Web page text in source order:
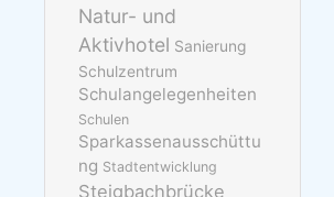
Natur- und
Aktivhotel Sanierung
Schulzentrum
Schulangelegenheiten
Schulen
Sparkassenausschüttu
ng Stadtentwicklung
Steigbachbrücke